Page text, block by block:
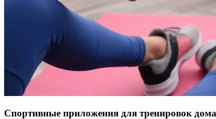
Спортивные приложения для тренировок